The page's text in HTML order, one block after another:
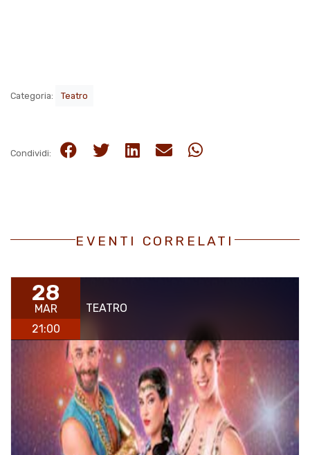
Categoria: Teatro
Condividi:
EVENTI CORRELATI
28
MAR
21:00
TEATRO